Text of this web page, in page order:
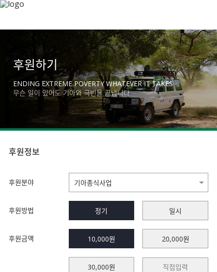
후원하기
ENDING EXTREME POVERTY WHATEVER IT TAKES
무슨 일이 있어도 기아와 극빈을 끝냅니다
후원정보
후원분야
후원방법 정기 일시
후원금액 10,000원 20,000원
30,000원